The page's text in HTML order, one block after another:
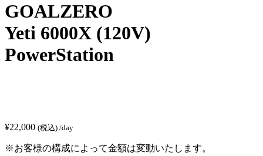
GOALZERO
Yeti 6000X (120V)
PowerStation
¥22,000 (税込) /day
※お客様の構成によって金額は変動いたします。